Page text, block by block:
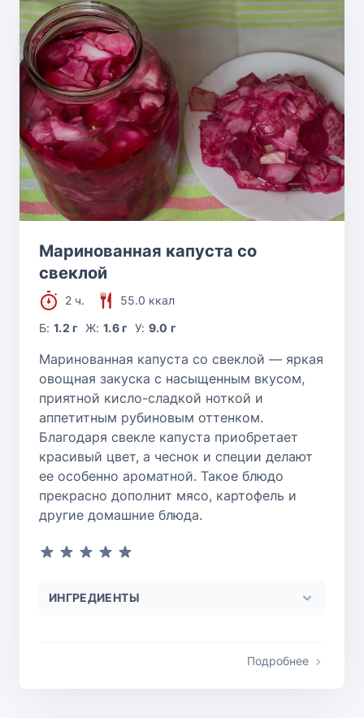
Маринованная капуста со
свеклой
2 ч.
55.0 ккал
Б:1.2 г Ж: 1.6 г У: 9.0 г
Маринованная капуста со свеклой — яркая
овощная закуска с насыщенным вкусом,
приятной кисло-сладкой ноткой и
аппетитным рубиновым оттенком.
Благодаря свекле капуста приобретает
красивый цвет, а чеснок и специи делают
ее особенно ароматной. Такое блюдо
прекрасно дополнит мясо, картофель и
другие домашние блюда.
ИНГРЕДИЕНТЫ
Подробнее